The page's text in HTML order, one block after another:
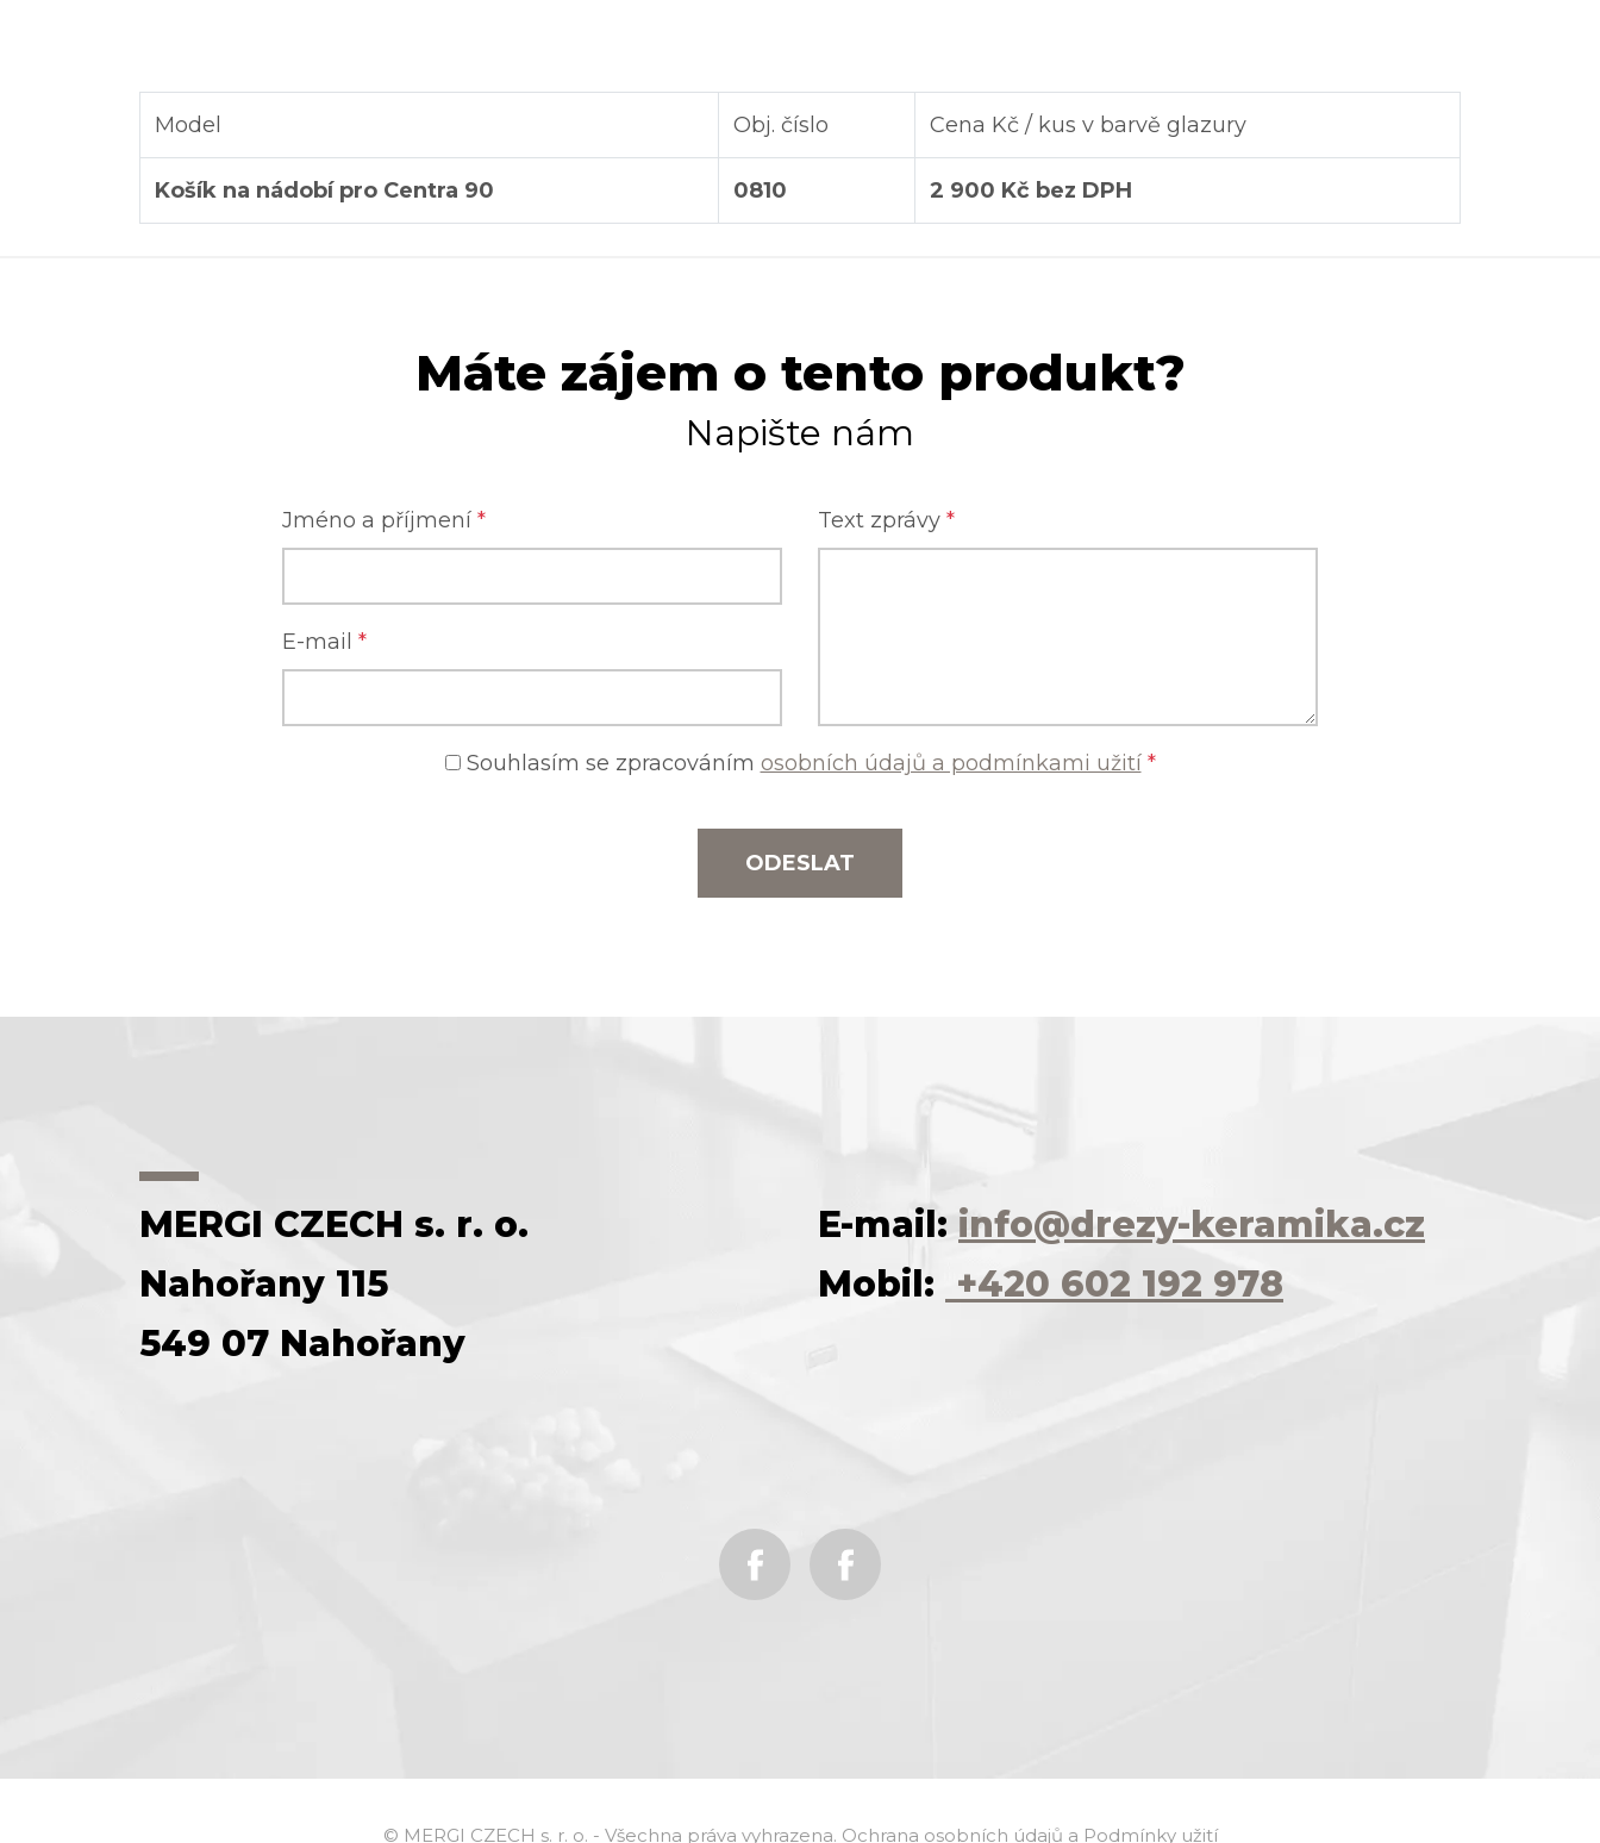
Model Obj. číslo Cena Kč / kus v barvě glazury
Košík na nádobí pro Centra 90 0810 2 900 Kč bez DPH
Máte zájem o tento produkt?
Napište nám
Jméno a příjmení *
E-mail *
Text zprávy *
Souhlasím se zpracováním osobních údajů a podmínkami užití *
ODESLAT
MERGI CZECH s. r. o.
Nahořany 115
549 07 Nahořany
E-mail: info@drezy-keramika.cz
Mobil: +420 602 192 978
© MERGI CZECH s. r. o. - Všechna práva vyhrazena. Ochrana osobních údajů a Podmínky užití